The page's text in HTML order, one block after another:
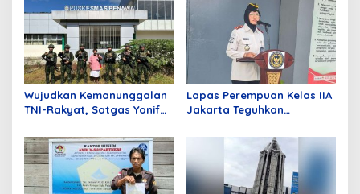
Wujudkan Kemanunggalan
TNI-Rakyat, Satgas Yonif
Kesehatan di Distrik
Benawa
Lapas Perempuan Kelas IIA
Jakarta Teguhkan
dan Handphone Lewat Apel
Ikrar Bersama